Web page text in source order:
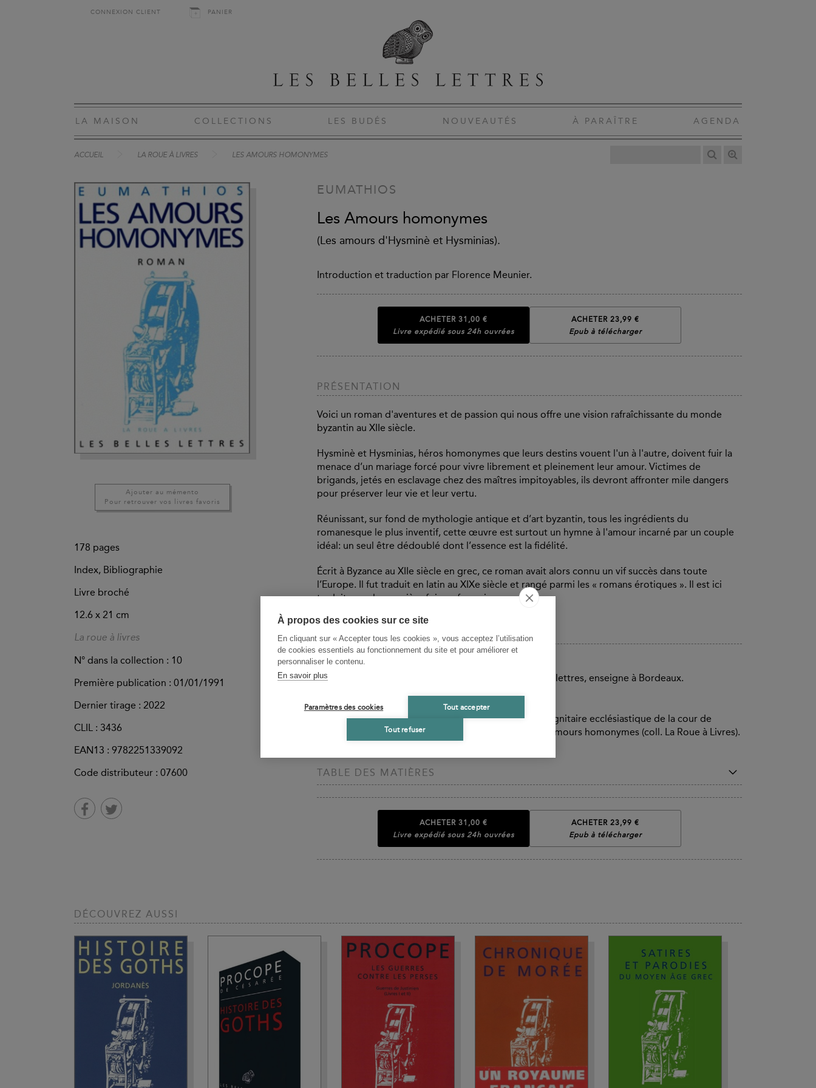
À propos des cookies sur ce site
En cliquant sur « Accepter tous les cookies », vous acceptez l’utilisation
de cookies essentiels au fonctionnement du site et pour améliorer et
personnaliser le contenu.
En savoir plus
Paramètres des cookies Tout accepter
Tout refuser
CONNEXION CLIENT PANIER
LA MAISON COLLECTIONS LES BUDÉS NOUVEAUTÉS À PARAÎTRE AGENDA
ACCUEIL LA ROUE À LIVRES LES AMOURS HOMONYMES
Ajouter au mémento
Pour retrouver vos livres favoris
178 pages
Index, Bibliographie
Livre broché
12.6 x 21 cm
La roue à livres
N° dans la collection : 10
Première publication : 01/01/1991
Dernier tirage : 2022
CLIL : 3436
EAN13 : 9782251339092
Code distributeur : 07600
EUMATHIOS
Les Amours homonymes
(Les amours d'Hysminè et Hysminias).
Introduction et traduction par Florence Meunier.
ACHETER 31,00 €
Livre expédié sous 24h ouvrées
ACHETER 23,99 €
Epub à télécharger
PRÉSENTATION
Voici un roman d'aventures et de passion qui nous offre une vision rafraîchissante du monde
byzantin au XIIe siècle.
Hysminè et Hysminias, héros homonymes que leurs destins vouent l'un à l'autre, doivent fuir la
menace d’un mariage forcé pour vivre librement et pleinement leur amour. Victimes de
brigands, jetés en esclavage chez des maîtres impitoyables, ils devront affronter mile dangers
pour préserver leur vie et leur vertu.
Réunissant, sur fond de mythologie antique et d’art byzantin, tous les ingrédients du
romanesque le plus inventif, cette œuvre est surtout un hymne à l'amour incarné par un couple
idéal: un seul être dédoublé dont l’essence est la fidélité.
Écrit à Byzance au XIIe siècle en grec, ce roman avait alors connu un vif succès dans toute
l’Europe. Il fut traduit en latin au XIXe siècle et rangé parmi les « romans érotiques ». Il est ici
traduit pour la première fois en français.
BIOGRAPHIES CONTRIBUTEURS
Florence Meunier
Florence Meunier, agrégée de grammaire, docteur ès lettres, enseigne à Bordeaux.
Eumathios
Eustathe Makrembolitès, dit Eumathios, fut un haut dignitaire ecclésiastique de la cour de
Byzance au XIIe siècle. Il est l'auteur d'un roman, Les Amours homonymes (coll. La Roue à Livres).
TABLE DES MATIÈRES
ACHETER 31,00 €
Livre expédié sous 24h ouvrées
ACHETER 23,99 €
Epub à télécharger
DÉCOUVREZ AUSSI